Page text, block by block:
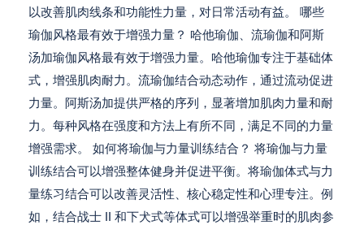
以改善肌肉线条和功能性力量，对日常活动有益。 哪些
瑜伽风格最有效于增强力量？ 哈他瑜伽、流瑜伽和阿斯
汤加瑜伽风格最有效于增强力量。哈他瑜伽专注于基础体
式，增强肌肉耐力。流瑜伽结合动态动作，通过流动促进
力量。阿斯汤加提供严格的序列，显著增加肌肉力量和耐
力。每种风格在强度和方法上有所不同，满足不同的力量
增强需求。 如何将瑜伽与力量训练结合？ 将瑜伽与力量
训练结合可以增强整体健身并促进平衡。将瑜伽体式与力
量练习结合可以改善灵活性、核心稳定性和心理专注。例
如，结合战士 II 和下犬式等体式可以增强举重时的肌肉参